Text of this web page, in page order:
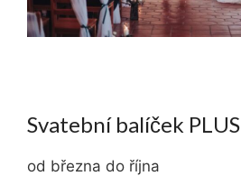
Svatební balíček PLUS
od března do října